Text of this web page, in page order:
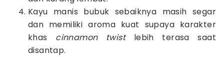
Kayu manis bubuk sebaiknya masih segar
dan memiliki aroma kuat supaya karakter
khas cinnamon twistlebih terasa saat
disantap.